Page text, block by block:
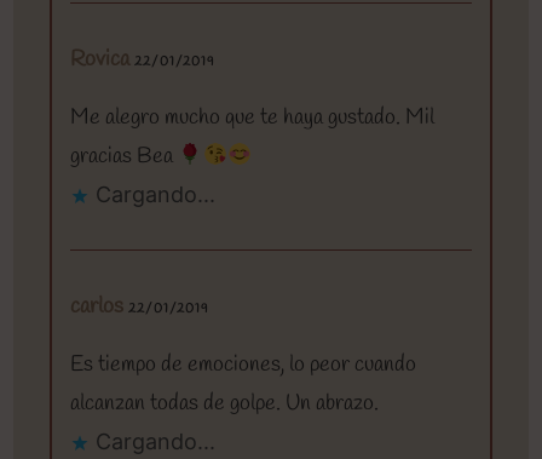
Rovica 22/01/2019
Me alegro mucho que te haya gustado. Mil
gracias Bea
Cargando...
carlos 22/01/2019
Es tiempo de emociones, lo peor cuando
alcanzan todas de golpe. Un abrazo.
Cargando...